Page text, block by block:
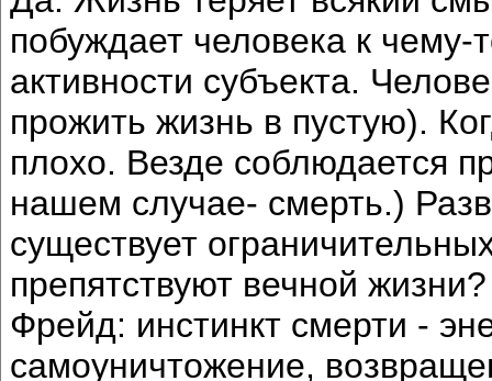
побуждает человека к чему-
активности субъекта.
прожить жизнь в пустую).
плохо. Везде соблюдается
нашем случае- смерть.)
существует
препятствуют вечной жизни?
Фрейд: инстинкт смерти -
самоуничтожение,